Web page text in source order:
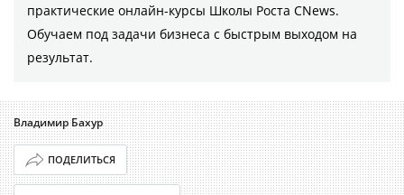
практические онлайн-курсы Школы Роста CNews.
Обучаем под задачи бизнеса с быстрым выходом на
результат.
Владимир Бахур
ПОДЕЛИТЬСЯ